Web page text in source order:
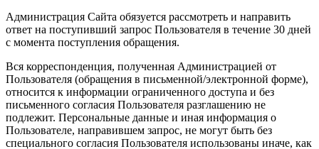
Администрация Сайта обязуется рассмотреть и направить
ответ на поступивший запрос Пользователя в течение 30 дней
с момента поступления обращения.
Вся корреспонденция, полученная Администрацией от
Пользователя (обращения в письменной/электронной форме),
относится к информации ограниченного доступа и без
письменного согласия Пользователя разглашению не
подлежит. Персональные данные и иная информация о
Пользователе, направившем запрос, не могут быть без
специального согласия Пользователя использованы иначе, как